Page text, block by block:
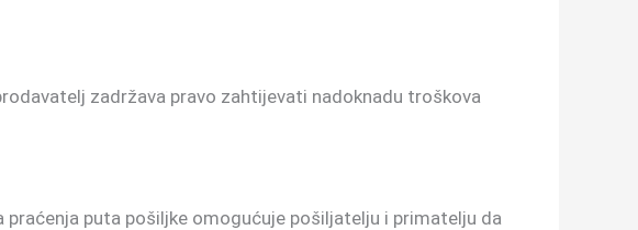
zadržava pravo zahtijevati nadoknadu troškova
puta pošiljke omogućuje pošiljatelju i primatelju da